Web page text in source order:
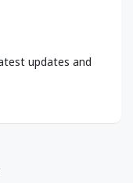
updates and